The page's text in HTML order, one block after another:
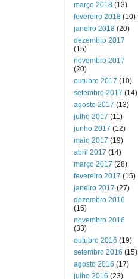
março 2018 (13)
fevereiro 2018 (10)
janeiro 2018 (20)
dezembro 2017
(15)
novembro 2017
(20)
outubro 2017 (10)
setembro 2017 (14)
agosto 2017 (13)
julho 2017 (11)
junho 2017 (12)
maio 2017 (19)
abril 2017 (14)
março 2017 (28)
fevereiro 2017 (15)
janeiro 2017 (27)
dezembro 2016
(16)
novembro 2016
(33)
outubro 2016 (19)
setembro 2016 (15)
agosto 2016 (17)
julho 2016 (23)